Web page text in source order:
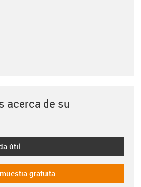
acerca de su
útil
gratuita